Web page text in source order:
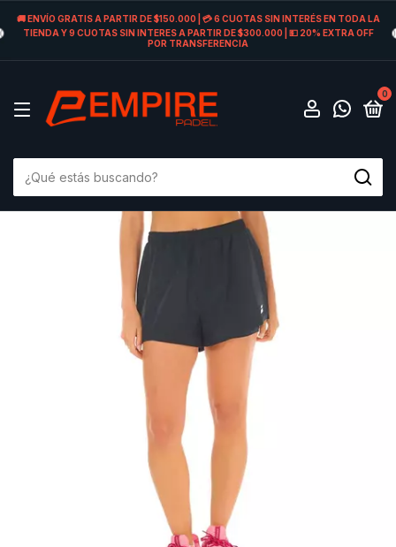
🚚 ENVÍO GRATIS A PARTIR DE $150.000 | 💳 6 CUOTAS SIN INTERÉS EN TODA LA
TIENDA Y 9 CUOTAS SIN INTERES A PARTIR DE $300.000 | 💵 20% EXTRA OFF
POR TRANSFERENCIA
0